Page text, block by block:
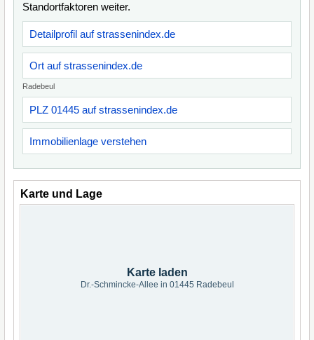
Standortfaktoren weiter.
Detailprofil auf strassenindex.de
Ort auf strassenindex.de
Radebeul
PLZ 01445 auf strassenindex.de
Immobilienlage verstehen
Karte und Lage
Karte laden
Dr.-Schmincke-Allee in 01445 Radebeul